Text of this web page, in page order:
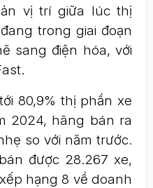
vị trí giữa lúc thị
trong giai đoạn
sang điện hóa, với
80,9% thị phần xe
2024, hãng bán ra
so với năm trước.
được 28.267 xe,
hạng 8 về doanh